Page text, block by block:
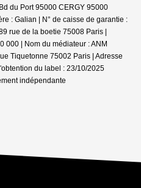
du Port 95000 CERGY 95000
: Galian | N° de caisse de garantie :
rue de la boetie 75008 Paris |
000 | Nom du médiateur : ANM
Tiquetonne 75002 Paris | Adresse
du label : 23/10/2025
indépendante